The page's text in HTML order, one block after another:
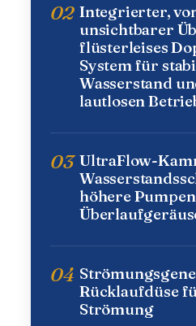
02 Integrierter,
unsichtbarer
flüsterleises
System für
Wasserstand
lautlosen
03 UltraFlow-
höhere
04
Rücklaufdüse
Strömung